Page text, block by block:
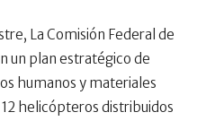
La Comisión Federal de
un plan estratégico de
humanos y materiales
helicópteros distribuidos